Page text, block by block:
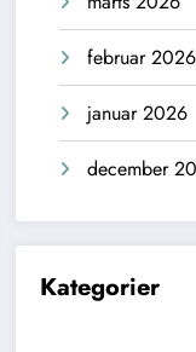
februar 2026
januar 2026
december
Kategorier